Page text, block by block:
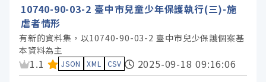
10740-90-03-2 臺中市兒童少年保護執行(三)-施
虐者情形
有新的資料集，以10740-90-03-2 臺中市兒少保護個案基
本資料為主
資料集評分：
1.1 JSON XML CSV
2025-09-18 09:16:06